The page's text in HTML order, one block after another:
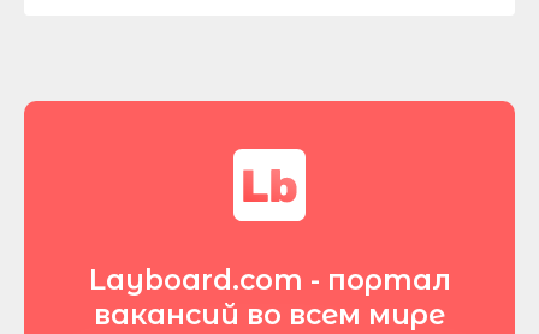
Layboard.com - портал
вакансий во всем мире